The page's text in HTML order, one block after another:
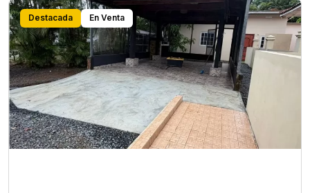
Destacada En Venta